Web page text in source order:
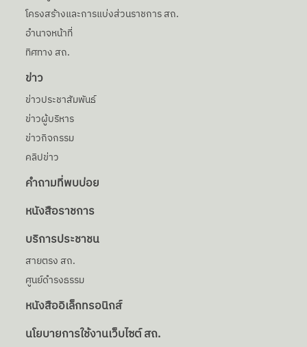
โครงสร้างและการแบ่งส่วนราชการ สถ.
อำนาจหน้าที่
ทิศทาง สถ.
ข่าว
ข่าวประชาสัมพันธ์
ข่าวผู้บริหาร
ข่าวกิจกรรม
คลิปข่าว
คำถามที่พบบ่อย
หนังสือราชการ
บริการประชาชน
สายตรง สถ.
ศูนย์ดำรงธรรม
หนังสืออิเล็กทรอนิกส์
นโยบายการใช้งานเว็บไซต์ สถ.